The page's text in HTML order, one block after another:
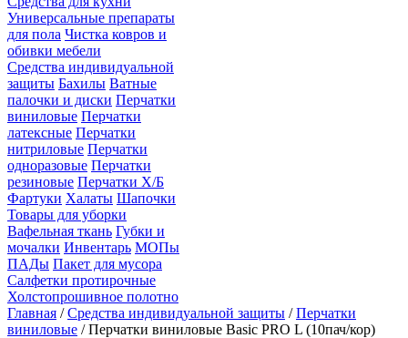
Универсальные препараты
для пола Чистка ковров и
обивки мебели
Средства индивидуальной
защиты Бахилы Ватные
палочки и диски Перчатки
виниловые Перчатки
латексные Перчатки
нитриловые Перчатки
одноразовые Перчатки
резиновые Перчатки Х/Б
Фартуки Халаты Шапочки
Товары для уборки
Вафельная ткань Губки и
мочалки Инвентарь МОПы
ПАДы Пакет для мусора
Салфетки протирочные
Холстопрошивное полотно
Главная /Средства индивидуальной защиты /Перчатки
виниловые / Перчатки виниловые Basic PRO L (10пач/кор)